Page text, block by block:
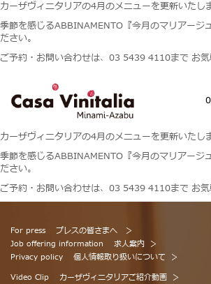
カーザヴィニタリアの4月のメニューを更新いたし
季節を感じるABBINAMENTO『今月のマリアージ
ださい。
ご予約・お問い合わせは、03 5439 4110まで お気
カーザヴィニタリアの4月のメニューを更新いたし
季節を感じるABBINAMENTO『今月のマリアージ
ださい。
ご予約・お問い合わせは、03 5439 4110まで お気
For press
プレスの皆さまへ
Job offering information
求人案内
Privacy policy
個人情報取り扱いについて
Video Clip
カーザヴィニタリアご紹介動画